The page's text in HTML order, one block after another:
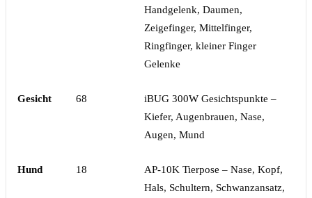
Handgelenk, Daumen,
Zeigefinger, Mittelfinger,
Ringfinger, kleiner Finger
Gelenke
Gesicht 68
iBUG 300W Gesichtspunkte –
Kiefer, Augenbrauen, Nase,
Augen, Mund
Hund 18
AP-10K Tierpose – Nase, Kopf,
Hals, Schultern, Schwanzansatz,